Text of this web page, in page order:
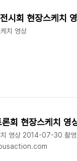
시회 현장스케치
치 영상
회 현장스케치 영
치 영상 2014-07-30 촬